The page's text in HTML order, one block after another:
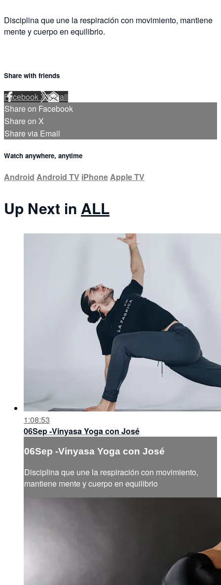
Disciplina que une la respiración con movimiento, mantiene
mente y cuerpo en equilibrio.
Share with friends
FacebookXEmail
Share on Facebook
Share on X
Share via Email
Watch anywhere, anytime
Android Android TV iPhoneApple TV
Up Next in ALL
1:08:53
06Sep -Vinyasa Yoga con José
06Sep -Vinyasa Yoga con José
Disciplina que une la respiración con movimiento,
mantiene mente y cuerpo en equilibrio